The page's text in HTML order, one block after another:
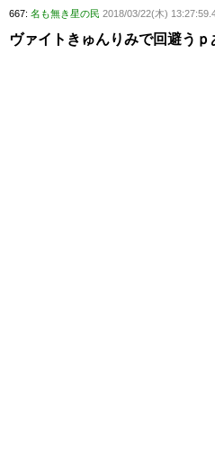
667: 名も無き星の民 2018/03/22(木)
ヴァイトきゅんりみで回避うｐ